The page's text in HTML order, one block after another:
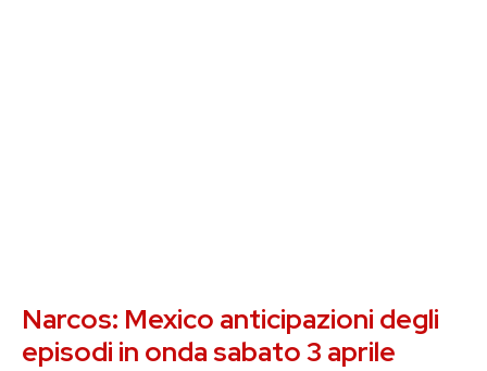
Narcos: Mexico anticipazioni degli
episodi in onda sabato 3 aprile